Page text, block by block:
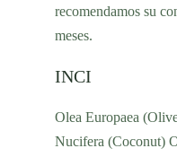
recomendamos su
meses.
INCI
Olea Europaea
Nucifera (Coconut)